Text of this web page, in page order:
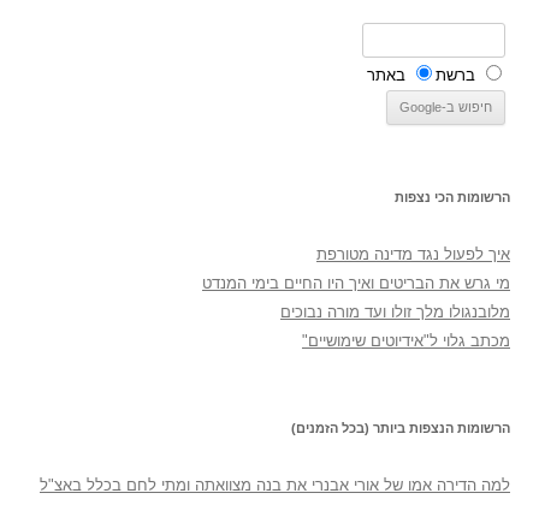
ברשת באתר
הרשומות הכי נצפות
איך לפעול נגד מדינה מטורפת
מי גרש את הבריטים ואיך היו החיים בימי המנדט
מלובנגולו מלך זולו ועד מורה נבוכים
מכתב גלוי ל"אידיוטים שימושיים"
הרשומות הנצפות ביותר (בכל הזמנים)
למה הדירה אמו של אורי אבנרי את בנה מצוואתה ומתי לחם בכלל באצ"ל